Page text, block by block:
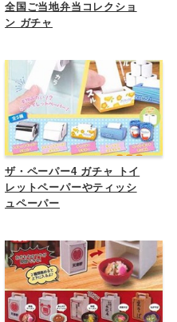
全国ご当地弁当コレクショ
ン ガチャ
ザ・ペーパー4 ガチャ トイ
レットペーパーやティッシ
ュペーパー